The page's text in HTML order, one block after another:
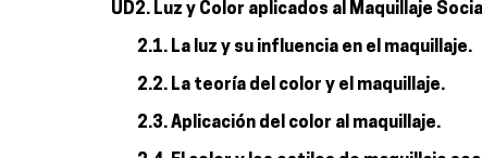
UD2. Luz y Color aplicados al Maquillaje
2.1. La luz y su influencia en el maquillaje.
2.2. La teoría del color y el maquillaje.
2.3. Aplicación del color al maquillaje.